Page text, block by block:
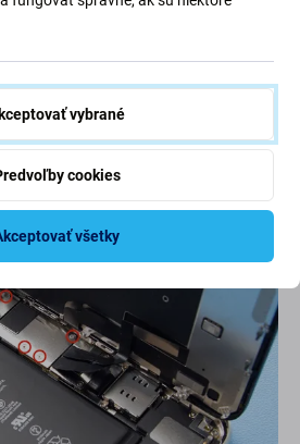
krytu logickej dosky
vybrané
cookies
všetky